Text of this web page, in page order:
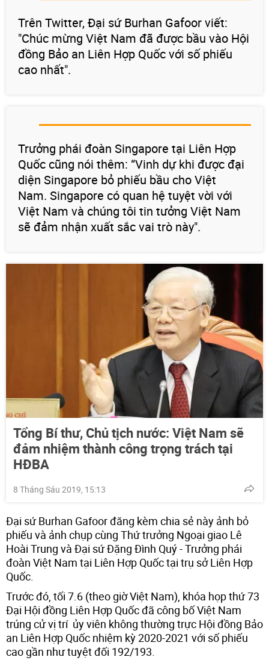
Trên Twitter, Đại sứ Burhan Gafoor viết:
"Chúc mừng Việt Nam đã được bầu vào Hội
đồng Bảo an Liên Hợp Quốc với số phiếu
cao nhất".
Trưởng phái đoàn Singapore tại Liên Hợp
Quốc cũng nói thêm: “Vinh dự khi được đại
diện Singapore bỏ phiếu bầu cho Việt
Nam. Singapore có quan hệ tuyệt vời với
Việt Nam và chúng tôi tin tưởng Việt Nam
sẽ đảm nhận xuất sắc vai trò này".
Tổng Bí thư, Chủ tịch nước: Việt Nam sẽ
đảm nhiệm thành công trọng trách tại
HĐBA
8 Tháng Sáu 2019, 15:13
Đại sứ Burhan Gafoor đăng kèm chia sẻ này ảnh bỏ
phiếu và ảnh chụp cùng Thứ trưởng Ngoại giao Lê
Hoài Trung và Đại sứ Đặng Đình Quý - Trưởng phái
đoàn Việt Nam tại Liên Hợp Quốc tại trụ sở Liên Hợp
Quốc.
Trước đó, tối 7.6 (theo giờ Việt Nam), khóa họp thứ 73
Đại Hội đồng Liên Hợp Quốc đã công bố Việt Nam
trúng cử vị trí ủy viên không thường trực Hội đồng Bảo
an Liên Hợp Quốc nhiệm kỳ 2020-2021 với số phiếu
cao gần như tuyệt đối 192/193.